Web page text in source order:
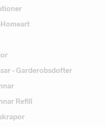
- Garderobsdofter
Refill